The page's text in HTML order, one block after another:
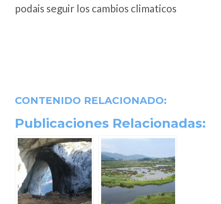
podais seguir los cambios climaticos
CONTENIDO RELACIONADO:
Publicaciones Relacionadas: